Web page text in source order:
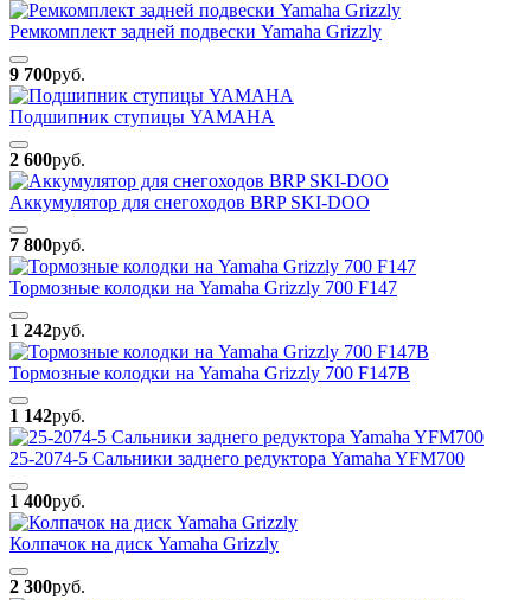
Ремкомплект задней подвески Yamaha Grizzly
9 700руб.
Подшипник ступицы YAMAHA
2 600руб.
Аккумулятор для снегоходов BRP SKI-DOO
7 800руб.
Тормозные колодки на Yamaha Grizzly 700 F147
1 242руб.
Тормозные колодки на Yamaha Grizzly 700 F147B
1 142руб.
25-2074-5 Сальники заднего редуктора Yamaha YFM700
1 400руб.
Колпачок на диск Yamaha Grizzly
2 300руб.